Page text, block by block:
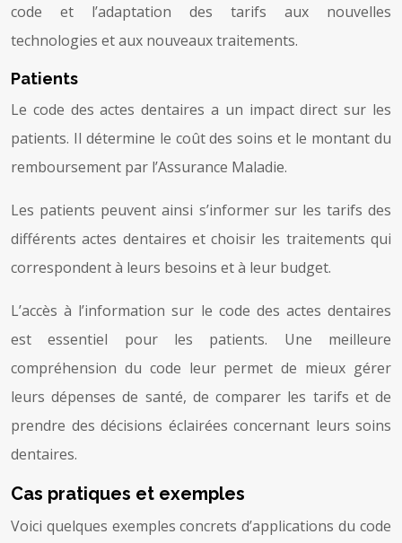
code et l’adaptation des tarifs aux nouvelles
technologies et aux nouveaux traitements.
Patients
Le code des actes dentaires a un impact direct sur les
patients. Il détermine le coût des soins et le montant du
remboursement par l’Assurance Maladie.
Les patients peuvent ainsi s’informer sur les tarifs des
différents actes dentaires et choisir les traitements qui
correspondent à leurs besoins et à leur budget.
L’accès à l’information sur le code des actes dentaires
est essentiel pour les patients. Une meilleure
compréhension du code leur permet de mieux gérer
leurs dépenses de santé, de comparer les tarifs et de
prendre des décisions éclairées concernant leurs soins
dentaires.
Cas pratiques et exemples
Voici quelques exemples concrets d’applications du code